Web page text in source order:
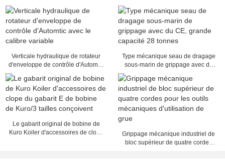
Verticale hydraulique de rotateur
d'enveloppe de contrôle d'Automtic
Type mécanique seau de dragage
sous-marin de grippage avec du
Le gabarit original de bobine de
Kuro Koiler d'accessoires de clope
Grippage mécanique industriel de
bloc supérieur de quatre cordes